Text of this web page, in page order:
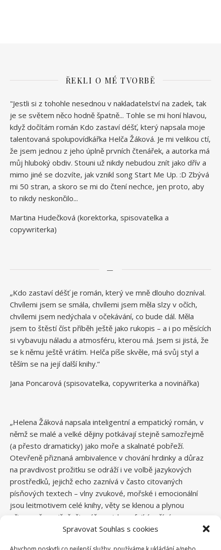
Spravovat Souhlas s cookies
ŘEKLI O MÉ TVORBĚ
"Jestli si z tohohle nesednou v nakladatelství na zadek, tak
je se světem něco hodně špatně... Tohle se mi honí hlavou,
když dočítám román Kdo zastaví déšť, který napsala moje
talentovaná spolupovídkářka Helča Žáková. Je mi velikou ctí,
že jsem jednou z jeho úplně prvních čtenářek, a autorka má
můj hluboký obdiv. Stouni už nikdy nebudou znít jako dřív a
mimo jiné se dozvíte, jak vznikl song Start Me Up. :D Zbývá
mi 50 stran, a skoro se mi do čtení nechce, jen proto, aby
to nikdy neskončilo...
Martina Hudečková (korektorka, spisovatelka a
copywriterka)
—
„Kdo zastaví déšť je román, který ve mně dlouho dozníval.
Chvílemi jsem se smála, chvílemi jsem měla slzy v očích,
chvílemi jsem nedýchala v očekávání, co bude dál. Měla
jsem to štěstí číst příběh ještě jako rukopis – a i po měsících
si vybavuju náladu a atmosféru, kterou má. Jsem si jistá, že
se k němu ještě vrátím. Helča píše skvěle, má svůj styl a
těším se na její další knihy.“
Jana Poncarová (spisovatelka, copywriterka a novinářka)
„Helena Žáková napsala inteligentní a empatický román, v
němž se malé a velké dějiny potkávají stejně samozřejmě
(a přesto dramaticky) jako moře a skalnaté pobřeží.
Otevřeně přiznaná ambivalence v chování hrdinky a důraz
na pravdivost prožitku se odráží i ve volbě jazykových
prostředků, jejichž echo zaznívá v často citovaných
písňových textech – vlny zvukové, mořské i emocionální
jsou leitmotivem celé knihy, věty se klenou a plynou
přirozeně a svižně, čtenář na nich surfující zažívá
adrenalinovou jízdu spolu s postavami. Aluze na